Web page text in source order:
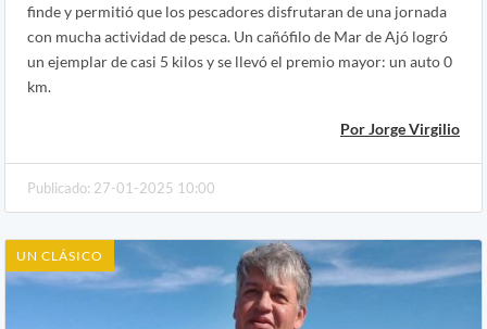
finde y permitió que los pescadores disfrutaran de una jornada
con mucha actividad de pesca. Un cañófilo de Mar de Ajó logró
un ejemplar de casi 5 kilos y se llevó el premio mayor: un auto 0
km.
Por Jorge Virgilio
Publicado: 27-01-2025 10:00
UN CLÁSICO